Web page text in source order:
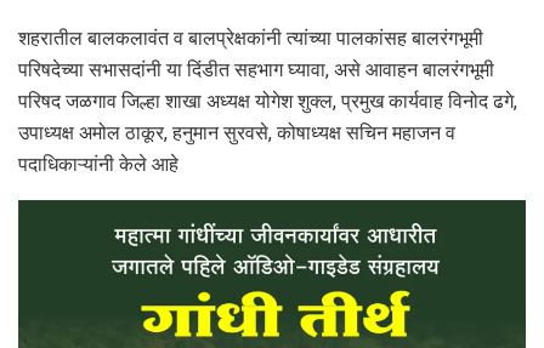
शहरातील बालकलावंत व बालप्रेक्षकांनी त्यांच्या पालकांसह बालरंगभूमी
परिषदेच्या सभासदांनी या दिंडीत सहभाग घ्यावा, असे आवाहन बालरंगभूमी
परिषद जळगाव जिल्हा शाखा अध्यक्ष योगेश शुक्ल, प्रमुख कार्यवाह विनोद ढगे,
उपाध्यक्ष अमोल ठाकूर, हनुमान सुरवसे, कोषाध्यक्ष सचिन महाजन व
पदाधिकाऱ्यांनी केले आहे